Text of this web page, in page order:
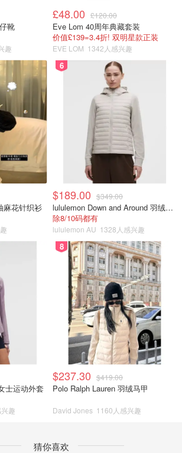
仔靴
趣
£48.00 £120.00
Eve Lom 40周年典藏套装
价值£139=3.4折! 双明星款正装
EVE LOM 1342人感兴趣
Lauren 长袖麻花针织衫
6
$189.00 $349.00
lululemon Down and Around 羽绒夹克
除8/10码都有
lululemon AU 1328人感兴趣
士运动外套
趣
8
$237.30 $419.00
Polo Ralph Lauren 羽绒马甲
David Jones 1160人感兴趣
猜你喜欢